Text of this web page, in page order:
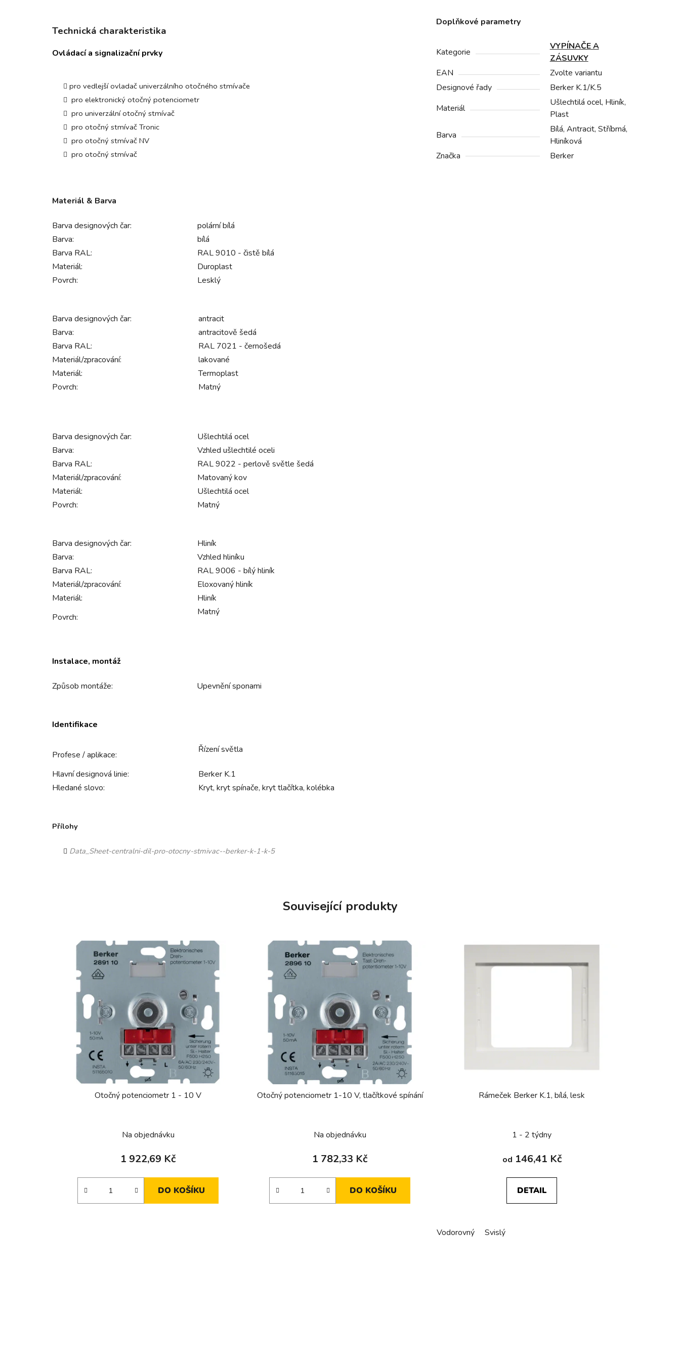
Technická charakteristika
Ovládací a signalizační prvky
pro vedlejší ovladač univerzálního otočného stmívače
pro elektronický otočný potenciometr
pro univerzální otočný stmívač
pro otočný stmívač Tronic
pro otočný stmívač NV
pro otočný stmívač
Materiál & Barva
Barva designových čar:
polární bílá
Barva:
bílá
Barva RAL:
RAL 9010 - čistě bílá
Materiál:
Duroplast
Povrch:
Lesklý
Barva designových čar:
antracit
Barva:
antracitově šedá
Barva RAL:
RAL 7021 - černošedá
Materiál/zpracování:
lakované
Materiál:
Termoplast
Povrch:
Matný
Barva designových čar:
Ušlechtilá ocel
Barva:
Vzhled ušlechtilé oceli
Barva RAL:
RAL 9022 - perlově světle šedá
Materiál/zpracování:
Matovaný kov
Materiál:
Ušlechtilá ocel
Povrch:
Matný
Barva designových čar:
Hliník
Barva:
Vzhled hliníku
Barva RAL:
RAL 9006 - bílý hliník
Materiál/zpracování:
Eloxovaný hliník
Materiál:
Hliník
Povrch:
Matný
Instalace, montáž
Způsob montáže: Upevnění sponami
Identifikace
Profese / aplikace: Řízení světla
Hlavní designová linie:
Berker K.1
Hledané slovo:
Kryt, kryt spínače, kryt tlačítka, kolébka
Přílohy
Data_Sheet-centralni-dil-pro-otocny-stmivac--berker-k-1-k-5
Doplňkové parametry
Kategorie
VYPÍNAČE A
ZÁSUVKY
EAN
Zvolte variantu
Designové řady
Berker K.1/K.5
Materiál
Ušlechtilá ocel, Hliník,
Plast
Barva
Bílá, Antracit, Stříbrná,
Hliníková
Značka
Berker
Související produkty
Otočný potenciometr 1 - 10 V
Na objednávku
1 922,69 Kč
DO KOŠÍKU
Otočný potenciometr 1-10 V, tlačítkové spínání
Na objednávku
1 782,33 Kč
DO KOŠÍKU
Rámeček Berker K.1, bílá, lesk
1 - 2 týdny
od 146,41 Kč
DETAIL
Vodorovný Svislý